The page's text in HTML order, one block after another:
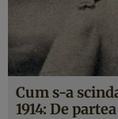
Cum s-a
1914: De